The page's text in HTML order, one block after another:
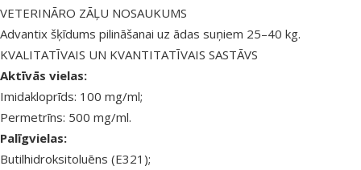
VETERINĀRO ZĀĻU NOSAUKUMS
Advantix šķīdums pilināšanai uz ādas suņiem 25–40 kg.
KVALITATĪVAIS UN KVANTITATĪVAIS SASTĀVS
Aktīvās vielas:
Imidakloprīds: 100 mg/ml;
Permetrīns: 500 mg/ml.
Palīgvielas:
Butilhidroksitoluēns (E321);